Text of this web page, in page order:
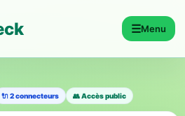
☰Menu
🔌 2 connecteurs 👥 Accès public